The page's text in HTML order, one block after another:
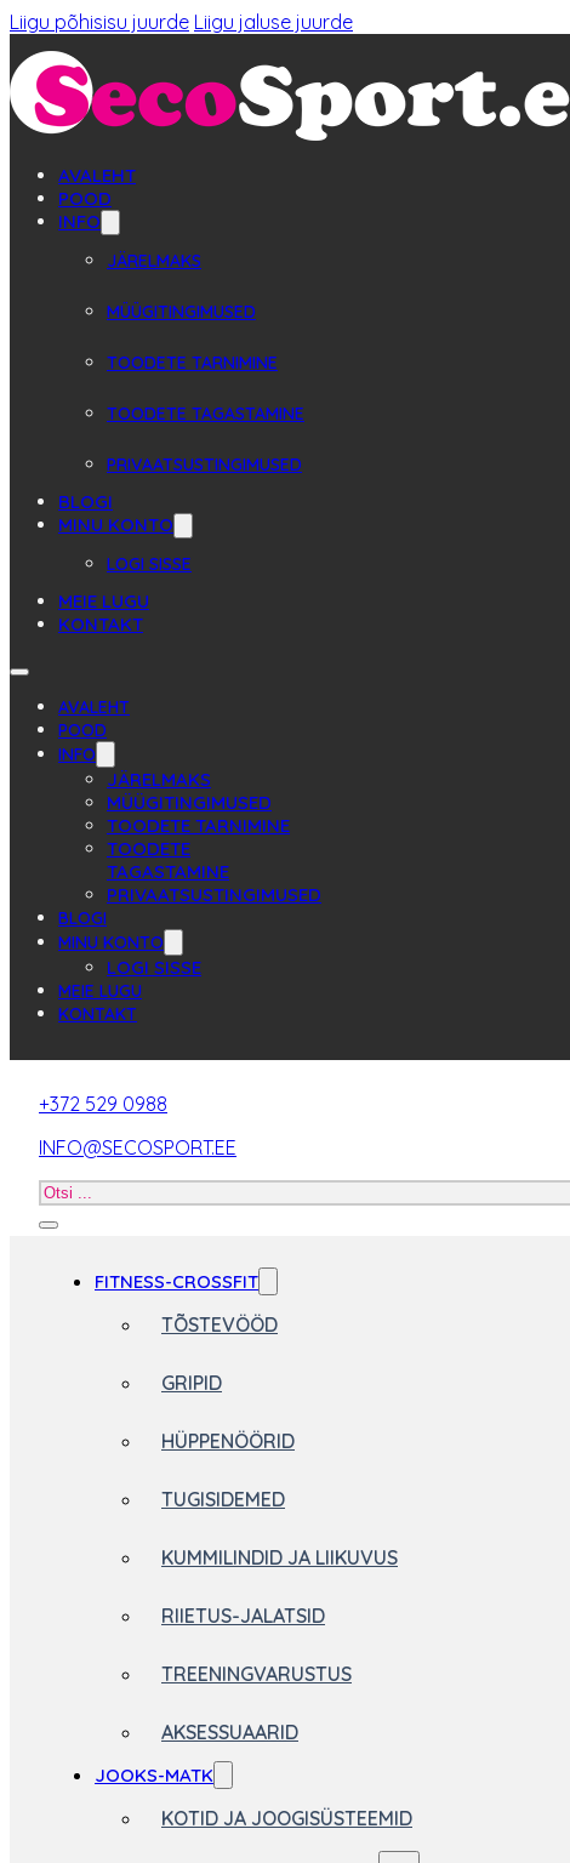
Liigu põhisisu juurde Liigu jaluse juurde
AVALEHT
POOD
INFO
JÄRELMAKS
MÜÜGITINGIMUSED
TOODETE TARNIMINE
TOODETE TAGASTAMINE
PRIVAATSUSTINGIMUSED
BLOGI
MINU KONTO
LOGI SISSE
MEIE LUGU
KONTAKT
AVALEHT
POOD
INFO
JÄRELMAKS
MÜÜGITINGIMUSED
TOODETE TARNIMINE
TOODETE
TAGASTAMINE
PRIVAATSUSTINGIMUSED
BLOGI
MINU KONTO
LOGI SISSE
MEIE LUGU
KONTAKT
+372 529 0988
INFO@SECOSPORT.EE
Otsi
FITNESS-CROSSFIT
TÕSTEVÖÖD
GRIPID
HÜPPENÖÖRID
TUGISIDEMED
KUMMILINDID JA LIIKUVUS
RIIETUS-JALATSID
TREENINGVARUSTUS
AKSESSUAARID
JOOKS-MATK
KOTID JA JOOGISÜSTEEMID